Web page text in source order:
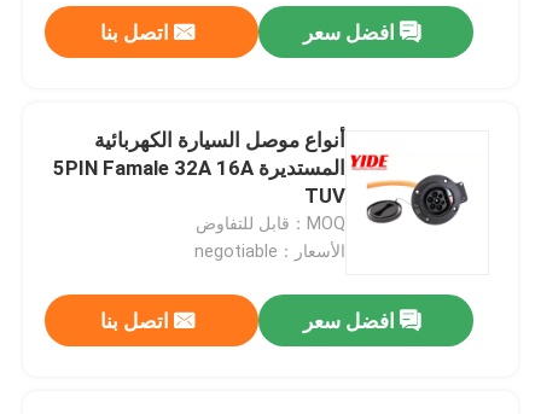
افضل سعر اتصل بنا
أنواع موصل السيارة الكهربائية
المستديرة 5PIN Famale 32A 16A
TUV
MOQ：قابل للتفاوض
الأسعار：negotiable
افضل سعر اتصل بنا